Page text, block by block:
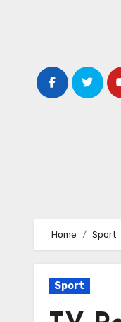
Home Sport
Sport